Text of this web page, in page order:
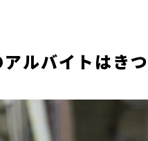
ルバイトはき